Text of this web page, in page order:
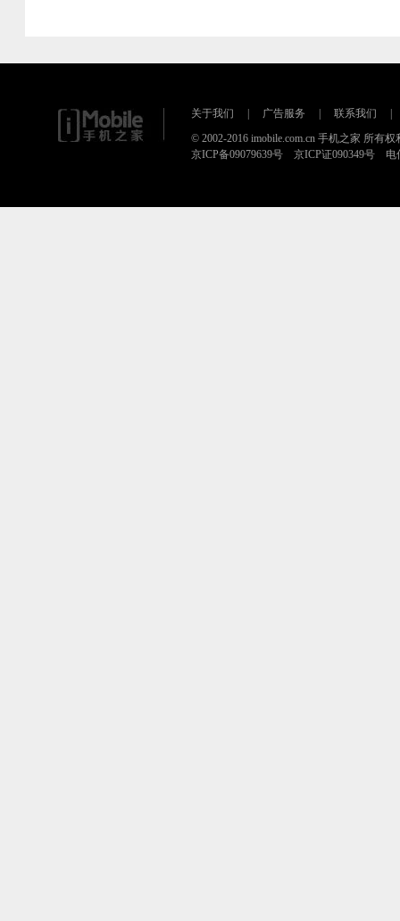
关于我们 广告服务 联系我们
© 2002-2016 imobile.com.cn 手机之家 所有权
京ICP备09079639号 京ICP证090349号 电